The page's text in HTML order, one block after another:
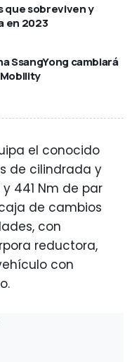
que sobreviven y
en 2023
SsangYong cambiará
el conocido
de cilindrada y
441 Nm de par
de cambios
con
reductora,
con